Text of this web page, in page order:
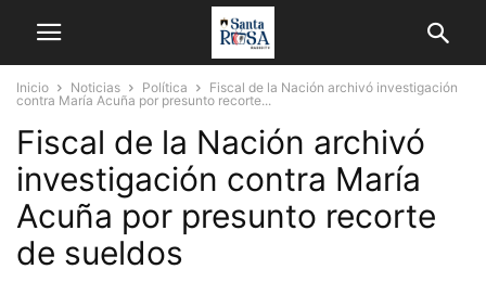
Inicio Noticias Política
Fiscal de la Nación archivó investigación
contra María Acuña por presunto recorte...
Fiscal de la Nación archivó
investigación contra María
Acuña por presunto recorte
de sueldos